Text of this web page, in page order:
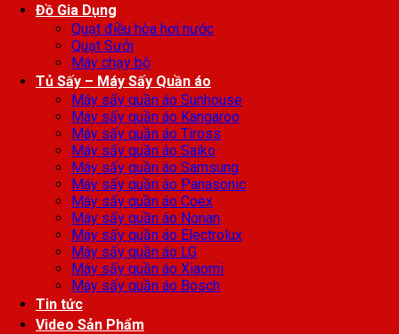
Đồ Gia Dụng
Quạt điều hòa hơi nước
Quạt Sưởi
Máy chạy bộ
Tủ Sấy – Máy Sấy Quần áo
Máy sấy quần áo Sunhouse
Máy sấy quần áo Kangaroo
Máy sấy quần áo Tiross
Máy sấy quần áo Saiko
Máy sấy quần áo Samsung
Máy sấy quần áo Panasonic
Máy sấy quần áo Coex
Máy sấy quần áo Nonan
Máy sấy quần áo Electrolux
Máy sấy quần áo LG
Máy sấy quần áo Xiaomi
Máy sấy quần áo Bosch
Tin tức
Video Sản Phẩm